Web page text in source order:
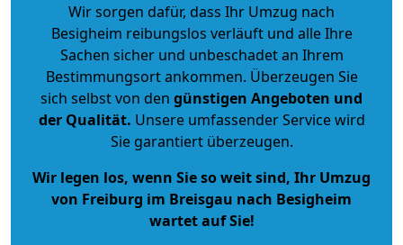
Wir sorgen dafür, dass Ihr Umzug nach
Besigheim reibungslos verläuft und alle Ihre
Sachen sicher und unbeschadet an Ihrem
Bestimmungsort ankommen. Überzeugen Sie
sich selbst von den günstigen Angeboten und
der Qualität. Unsere umfassender Service wird
Sie garantiert überzeugen.
Wir legen los, wenn Sie so weit sind, Ihr Umzug
von Freiburg im Breisgau nach Besigheim
wartet auf Sie!